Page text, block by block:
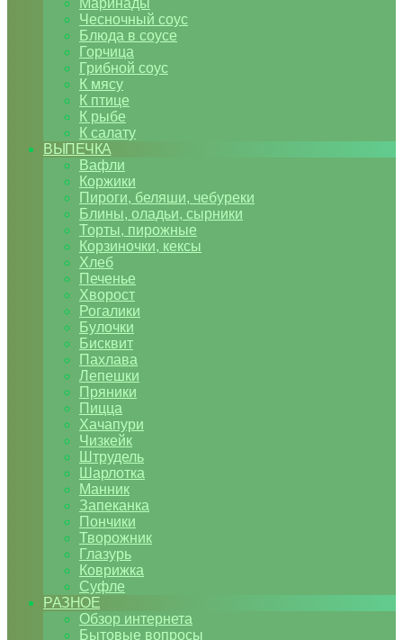
Маринады
Чесночный соус
Блюда в соусе
Горчица
Грибной соус
К мясу
К птице
К рыбе
К салату
ВЫПЕЧКА
Вафли
Коржики
Пироги, беляши, чебуреки
Блины, оладьи, сырники
Торты, пирожные
Корзиночки, кексы
Хлеб
Печенье
Хворост
Рогалики
Булочки
Бисквит
Пахлава
Лепешки
Пряники
Пицца
Хачапури
Чизкейк
Штрудель
Шарлотка
Манник
Запеканка
Пончики
Творожник
Глазурь
Коврижка
Суфле
РАЗНОЕ
Обзор интернета
Бытовые вопросы